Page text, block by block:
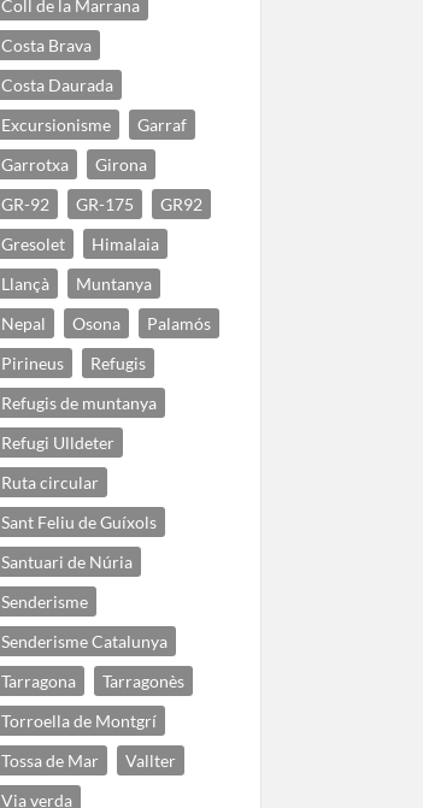
Coll de la Marrana
Costa Brava
Costa Daurada
Excursionisme
Garraf
Garrotxa
Girona
GR-92
GR-175
GR92
Gresolet
Himalaia
Llançà
Muntanya
Nepal
Osona
Palamós
Pirineus
Refugis
Refugis de muntanya
Refugi Ulldeter
Ruta circular
Sant Feliu de Guíxols
Santuari de Núria
Senderisme
Senderisme Catalunya
Tarragona
Tarragonès
Torroella de Montgrí
Tossa de Mar
Vallter
Via verda